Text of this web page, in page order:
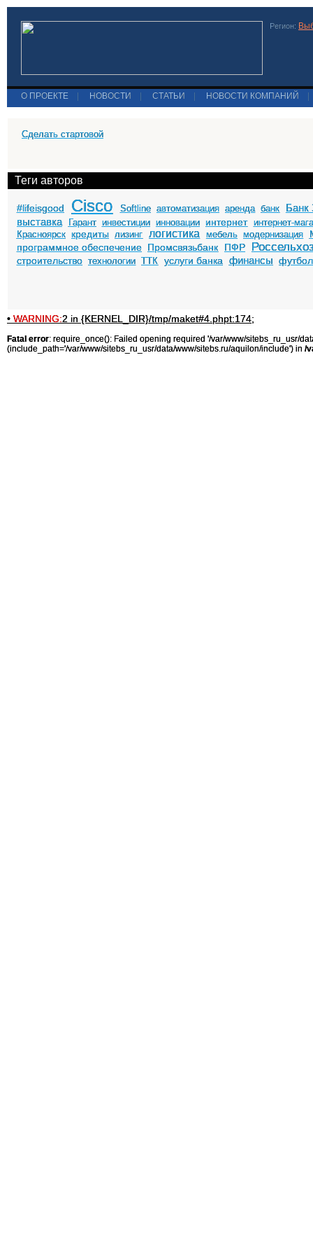
Регион:
О ПРОЕКТЕ НОВОСТИ СТАТЬИ НОВОСТИ КОМПАНИЙ
Сделать стартовой
Теги авторов
#lifeisgood Cisco Softline автоматизация аренда банк
Банк
выставка
Гарант инвестиции инновации интернет интернет-
Красноярск кредиты лизинг логистика мебель модернизация
программное обеспечение Промсвязьбанк ПФР
строительство технологии ТТК услуги банка финансы футбол
• WARNING:2 in {KERNEL_DIR}/tmp/maket#4.phpt:174;
Fatal error: require_once(): Failed opening required '/var/www/sitebs_ru_usr/
(include_path='/var/www/sitebs_ru_usr/data/www/sitebs.ru/aquilon/include') in /